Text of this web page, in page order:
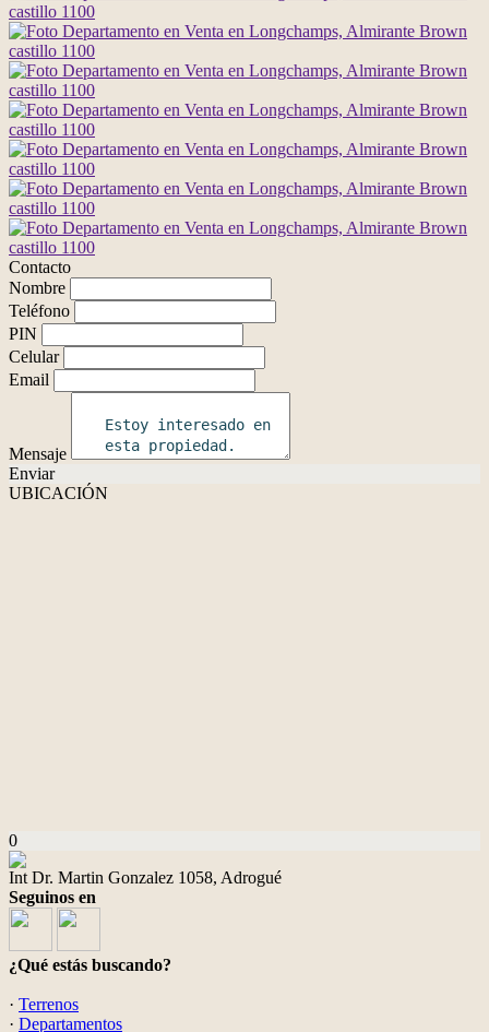
Contacto
Nombre
Teléfono
PIN
Celular
Email
Mensaje
Enviar
UBICACIÓN
0
Int Dr. Martin Gonzalez 1058, Adrogué
Seguinos en
¿Qué estás buscando?
· Terrenos
· Departamentos